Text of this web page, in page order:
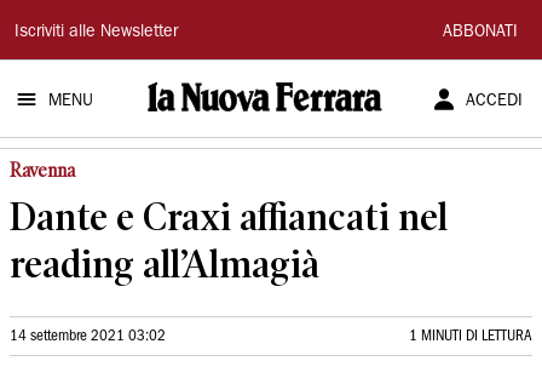
La
Nuova
Ferrara
Iscriviti alle Newsletter ABBONATI
MENU ACCEDI
Ravenna
Dante e Craxi affiancati nel
reading all’Almagià
14 settembre 2021 03:02 1 MINUTI DI LETTURA